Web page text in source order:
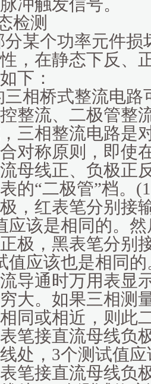
冲触发信号。
检测
分某个功率元件损
，在静态下反、
下：
三相桥式整流电路
整流、二极管整
三相整流电路是
对称原则，即使
母线正、负极正
的“二极管”档。
，红表笔分别接
应该是相同的。
极，黑表笔分别
值应该也是相同
导通时万用表显
大。如果三相测
同或相近，则此
笔接直流母线负
处，3个测试值
笔接直流母线负